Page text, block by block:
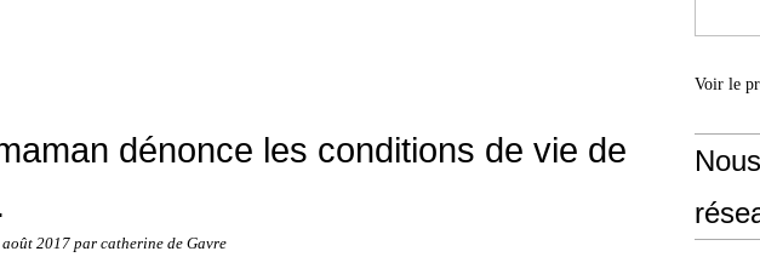
dénonce les conditions de vie de
août 2017 par catherine de Gavre
Voir le